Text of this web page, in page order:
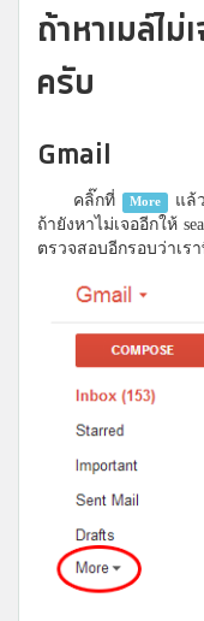
ถ้าหาเมล์ไ
ครับ
Gmail
คลิ๊กที่ More แล้
ถ้ายังหาไม่เจออีกให้
ตรวจสอบอีกรอบว่าเร